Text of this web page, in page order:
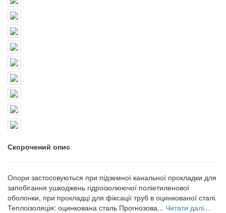
Скорочений опис
Опори застосовуються при підземної канальної прокладки для
запобігання ушкоджень гідроізолюючої поліетиленової
оболонки, при прокладці для фіксації труб в оцинкованої сталі.
Теплоізоляція: оцинкована сталь Прогнозова... Читати далі...